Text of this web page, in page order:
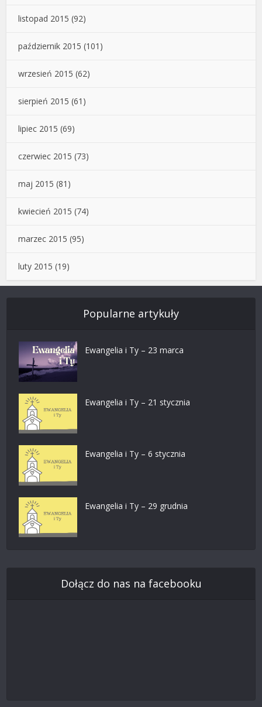
listopad 2015 (92)
październik 2015 (101)
wrzesień 2015 (62)
sierpień 2015 (61)
lipiec 2015 (69)
czerwiec 2015 (73)
maj 2015 (81)
kwiecień 2015 (74)
marzec 2015 (95)
luty 2015 (19)
Popularne artykuły
Ewangelia i Ty – 23 marca
Ewangelia i Ty – 21 stycznia
Ewangelia i Ty – 6 stycznia
Ewangelia i Ty – 29 grudnia
Dołącz do nas na facebooku